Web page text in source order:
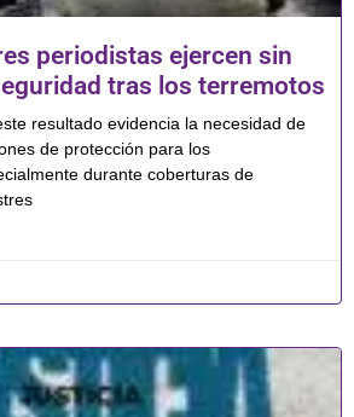
periodistas ejercen sin
tras los terremotos
resultado evidencia la necesidad de
de protección para los
durante coberturas de